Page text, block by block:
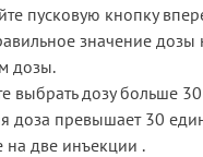
пусковую кнопку
значение дозы
дозы.
выбрать дозу больше
доза превышает 30
на две инъекции .